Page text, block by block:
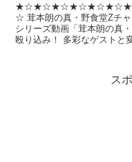
☆ 茸本朗の真・野食堂Zチ
シリーズ動画「茸本朗の真
殴り込み！ 多彩なゲストと
ス